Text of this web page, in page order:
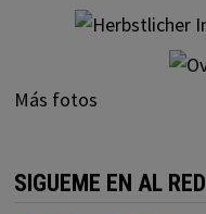
Más fotos
SIGUEME EN AL RED